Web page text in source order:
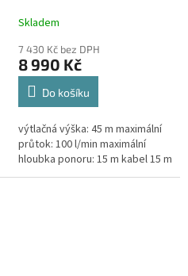
Skladem
7 430 Kč bez DPH
8 990 Kč
Do košíku
výtlačná výška: 45 m maximální
průtok: 100 l/min maximální
hloubka ponoru: 15 m kabel 15 m